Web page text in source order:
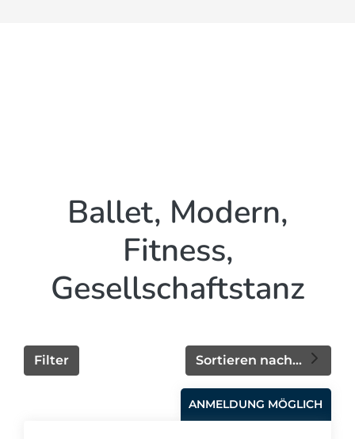
Ballet, Modern,
Fitness,
Gesellschaftstanz
Sortieren nach...
Filter
ANMELDUNG MÖGLICH